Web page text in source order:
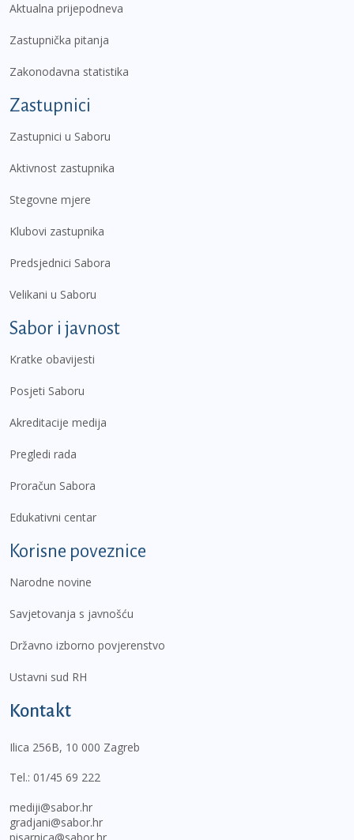
Aktualna prijepodneva
Zastupnička pitanja
Zakonodavna statistika
Zastupnici
Zastupnici u Saboru
Aktivnost zastupnika
Stegovne mjere
Klubovi zastupnika
Predsjednici Sabora
Velikani u Saboru
Sabor i javnost
Kratke obavijesti
Posjeti Saboru
Akreditacije medija
Pregledi rada
Proračun Sabora
Edukativni centar
Korisne poveznice
Narodne novine
Savjetovanja s javnošću
Državno izborno povjerenstvo
Ustavni sud RH
Kontakt
Ilica 256B, 10 000 Zagreb
Tel.: 01/45 69 222
mediji@sabor.hr
gradjani@sabor.hr